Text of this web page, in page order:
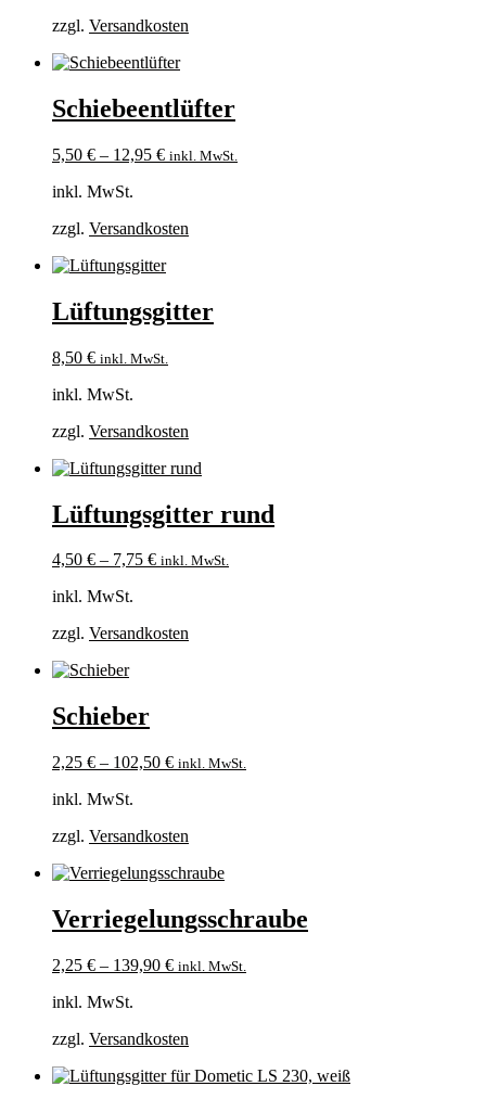
zzgl. Versandkosten
Schiebeentlüfter
5,50 € – 12,95 € inkl. MwSt.
inkl. MwSt.
zzgl. Versandkosten
Lüftungsgitter
8,50 € inkl. MwSt.
inkl. MwSt.
zzgl. Versandkosten
Lüftungsgitter rund
4,50 € – 7,75 € inkl. MwSt.
inkl. MwSt.
zzgl. Versandkosten
Schieber
2,25 € – 102,50 € inkl. MwSt.
inkl. MwSt.
zzgl. Versandkosten
Verriegelungsschraube
2,25 € – 139,90 € inkl. MwSt.
inkl. MwSt.
zzgl. Versandkosten